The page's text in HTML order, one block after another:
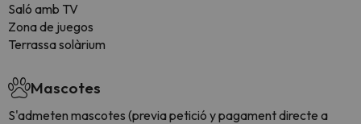
Saló amb TV
Zona de juegos
Terrassa solàrium
Mascotes
S'admeten mascotes (previa petició y pagament directe a